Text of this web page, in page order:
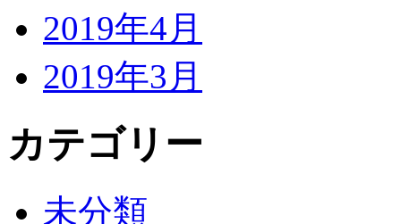
2019年4月
2019年3月
カテゴリー
未分類